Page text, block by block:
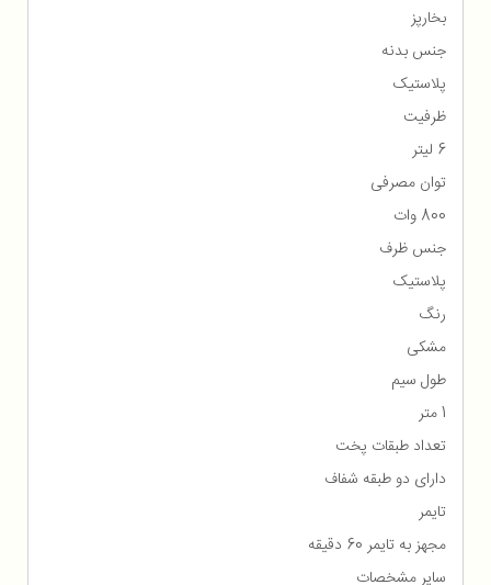
بخارپز
جنس بدنه
پلاستیک
ظرفیت
6 لیتر
توان مصرفی
800 وات
جنس ظرف
پلاستیک
رنگ
مشکی
طول سیم
1 متر
تعداد طبقات پخت
دارای دو طبقه شفاف
تایمر
مجهز به تایمر 60 دقیقه
سایر مشخصات